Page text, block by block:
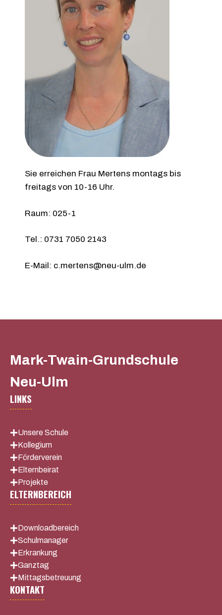
Sie erreichen Frau Mertens montags bis
freitags von 10-16 Uhr.
Raum: 025-1
Tel.: 0731 7050 2143
E-Mail: c.mertens@neu-ulm.de
Mark-Twain-Grundschule
Neu-Ulm
LINKS
Unsere Schule
Kollegium
Förderverein
Elternbeirat
Projekte
ELTERNBEREICH
Downloadbereich
Schulmanager
Erkrankung
Ganztag
Mittagsbetreuung
KONTAKT